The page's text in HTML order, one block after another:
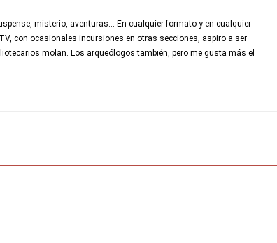
misterio, aventuras... En cualquier formato y en cualquier
con ocasionales incursiones en otras secciones, aspiro a ser
molan. Los arqueólogos también, pero me gusta más el